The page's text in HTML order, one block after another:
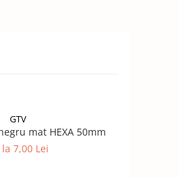
GTV
mat HEXA 50mm
7,00 Lei